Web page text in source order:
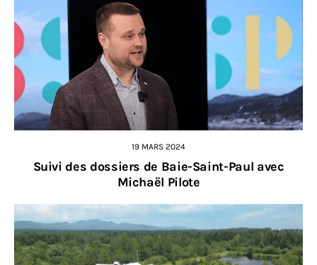
19 MARS 2024
Suivi des dossiers de Baie-Saint-Paul avec
Michaël Pilote